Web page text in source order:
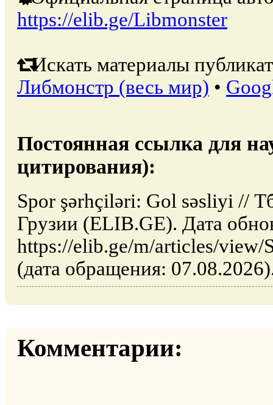
https://elib.ge/Libmonster
Искать материалы
Либмонстр (весь мир) •
Постоянная ссылка для
цитирования):
Spor şərhçiləri: Gol səsliyi //
Грузии (ELIB.GE). Дата
https://elib.ge/m/articles/
(дата обращения:
Комментарии: